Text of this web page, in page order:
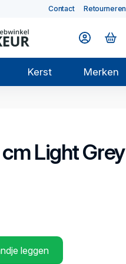
Contact Retourneren
Kerst Merken
Light Grey
leggen